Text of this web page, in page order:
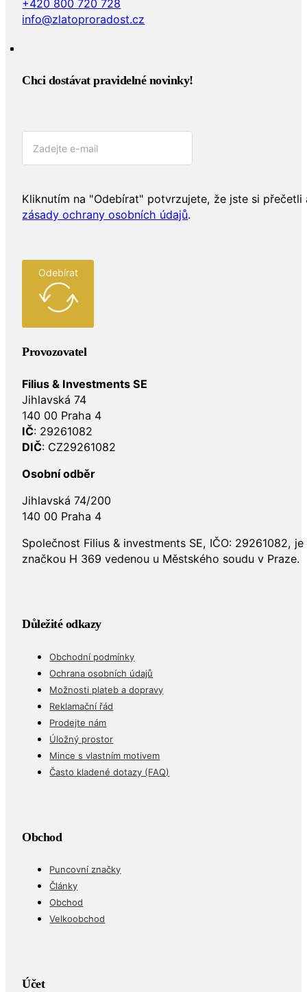
+420 800 720 728
info@zlatoproradost.cz
Chci dostávat pravidelné novinky!​
Kliknutím na "Odebírat" potvrzujete, že jste si přečetli
zásady ochrany osobních údajů.
Odebírat
Provozovatel
Filius & Investments SE
Jihlavská 74
140 00 Praha 4
IČ: 29261082
DIČ: CZ29261082
Osobní odběr
Jihlavská 74/200
140 00 Praha 4
Společnost Filius & investments SE, IČO: 29261082,
značkou H 369 vedenou u Městského soudu v Praze.
Důležité odkazy
Obchodní podmínky
Ochrana osobních údajů
Možnosti plateb a dopravy
Reklamační řád
Prodejte nám
Úložný prostor
Mince s vlastním motivem
Často kladené dotazy (FAQ)
Obchod
Puncovní značky
Články
Obchod
Velkoobchod
Účet